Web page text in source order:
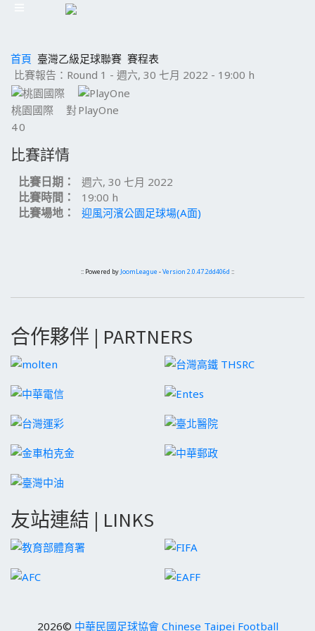
首頁 臺灣乙級足球聯賽 賽程表
比賽報告：Round 1 - 週六, 30 七月 2022 - 19:00 h
桃園國際 對PlayOne
40
比賽詳情
比賽日期： 週六, 30 七月 2022
比賽時間： 19:00 h
比賽場地： 迎風河濱公園足球場(A面)
:: Powered by JoomLeague -Version 2.0.47.2dd406d ::
合作夥伴 | PARTNERS
友站連結 | LINKS
2026© 中華民國足球協會 Chinese Taipei Football